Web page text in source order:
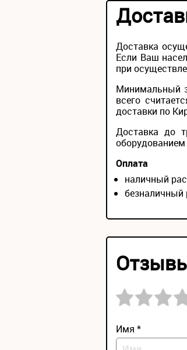
Доставка
Если Ваш
при
Минимальный
всего
доставки по
Доставка до
оборудованием
Оплата
наличный
безналичный
Имя *